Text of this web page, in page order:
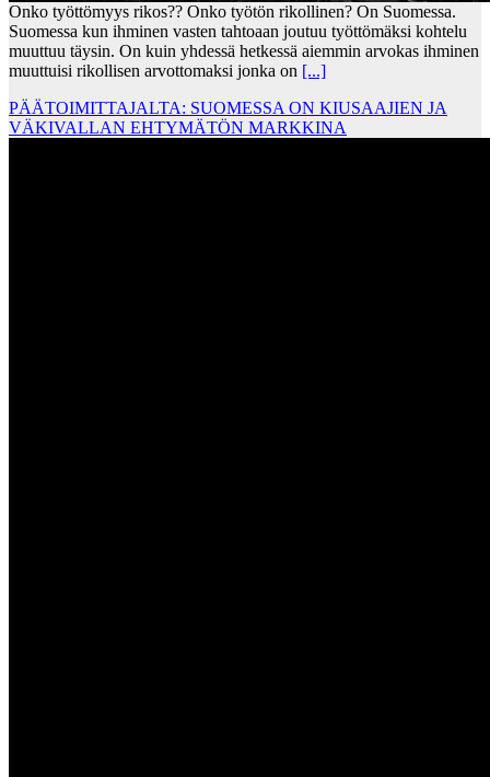
Onko työttömyys rikos?? Onko työtön rikollinen? On Suomessa.
Suomessa kun ihminen vasten tahtoaan joutuu työttömäksi kohtelu
muuttuu täysin. On kuin yhdessä hetkessä aiemmin arvokas ihminen
muuttuisi rikollisen arvottomaksi jonka on [...]
PÄÄTOIMITTAJALTA: SUOMESSA ON KIUSAAJIEN JA
VÄKIVALLAN EHTYMÄTÖN MARKKINA